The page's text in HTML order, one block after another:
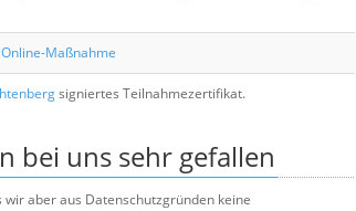
Online-Maßnahme
signiertes Teilnahmezertifikat.
bei uns sehr gefallen
aber aus Datenschutzgründen keine